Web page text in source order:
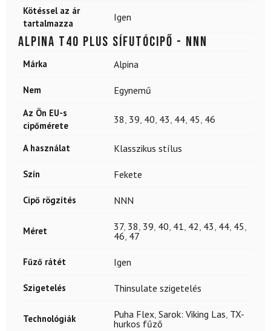
Kötéssel az ár
tartalmazza
Igen
ALPINA T40 Plus sífutócipő - NNN
Márka Alpina
Nem Egynemű
Az Ön EU-s
cipőmérete
38, 39, 40, 43, 44, 45, 46
A használat Klasszikus stílus
Szín Fekete
Cipő rögzítés NNN
Méret 37, 38, 39, 40, 41, 42, 43, 44, 45,
46, 47
Fűző rátét Igen
Szigetelés Thinsulate szigetelés
Technológiák Puha Flex, Sarok: Viking Las, TX-
hurkos fűző